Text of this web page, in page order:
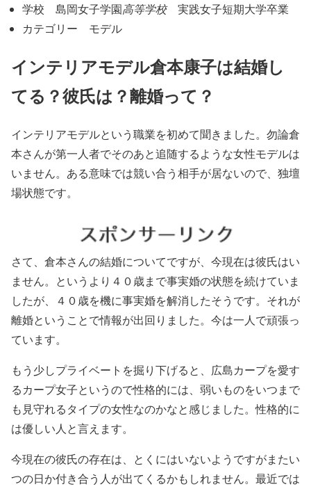
学校 島岡女子学園高等学校 実践女子短期大学卒業
カテゴリー モデル
インテリアモデル倉本康子は結婚し
てる？彼氏は？離婚って？
インテリアモデルという職業を初めて聞きました。勿論倉
本さんが第一人者でそのあと追随するような女性モデルは
いません。ある意味では競い合う相手が居ないので、独壇
場状態です。
さて、倉本さんの結婚についてですが、今現在は彼氏はい
ません。というより ４０歳まで事実婚の状態を続けていま
したが、４０歳を機に事実婚を解消したそうです。 それが
離婚ということで情報が出回りました。今は一人で頑張っ
ています。
もう少しプライベートを掘り下げると、広島カープを愛す
るカープ女子というので性格的には、弱いものをいつまで
も見守れるタイプの女性なのかなと感じました。性格的に
は優しい人と言えます。
今現在の彼氏の存在は、とくにはいないようですがまたい
つの日か付き合う人が出てくるかもしれません。最近では